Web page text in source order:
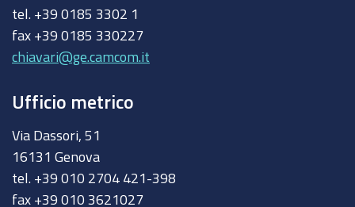
tel. +39 0185 3302 1
fax +39 0185 330227
chiavari@ge.camcom.it
Ufficio metrico
Via Dassori, 51
16131 Genova
tel. +39 010 2704 421-398
fax +39 010 3621027